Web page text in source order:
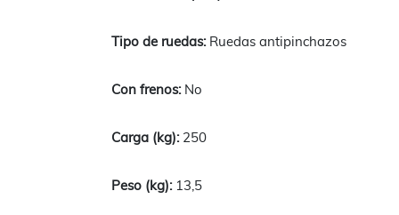
Ruedas antipinchazos
No
250
13,5